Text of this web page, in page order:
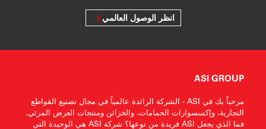
انظر الوصول العالمي
ASI GROUP
مرحباً بك في ASI - الشركة الرائدة عالمياً في مجال تصنيع القواطع
التجارية، وإكسسوارات الحمامات، والخزائن ومنتجات العرض المرئي.
فما الذي يجعل ASI فريدة من نوعها؟ شركة ASI هي الوحيدة التي